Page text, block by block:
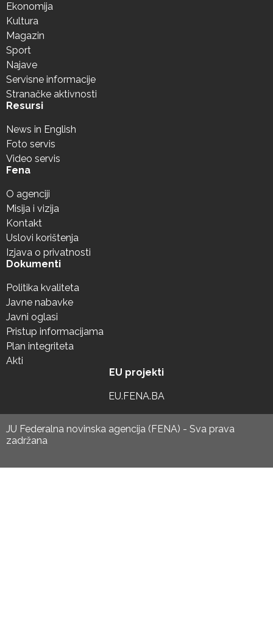
Ekonomija
Kultura
Magazin
Sport
Najave
Servisne informacije
Stranačke aktivnosti
Resursi
News in English
Foto servis
Video servis
Fena
O agenciji
Misija i vizija
Kontakt
Uslovi korištenja
Izjava o privatnosti
Dokumenti
Politika kvaliteta
Javne nabavke
Javni oglasi
Pristup informacijama
Plan integriteta
Akti
EU projekti
EU.FENA.BA
JU Federalna novinska agencija (FENA) - Sva prava
zadržana